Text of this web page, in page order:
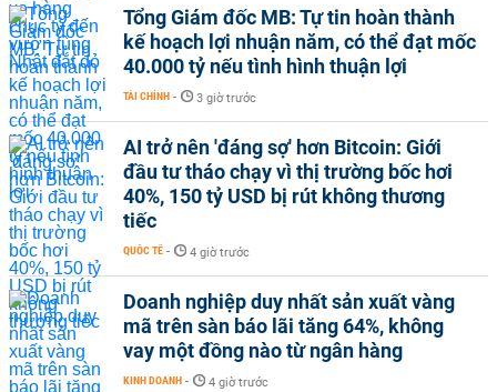
Tổng Giám đốc MB: Tự tin hoàn thành
kế hoạch lợi nhuận năm, có thể đạt mốc
40.000 tỷ nếu tình hình thuận lợi
TÀI CHÍNH - 3 giờ trước
AI trở nên 'đáng sợ' hơn Bitcoin: Giới
đầu tư tháo chạy vì thị trường bốc hơi
40%, 150 tỷ USD bị rút không thương
tiếc
QUỐC TẾ - 4 giờ trước
Doanh nghiệp duy nhất sản xuất vàng
mã trên sàn báo lãi tăng 64%, không
vay một đồng nào từ ngân hàng
KINH DOANH - 4 giờ trước